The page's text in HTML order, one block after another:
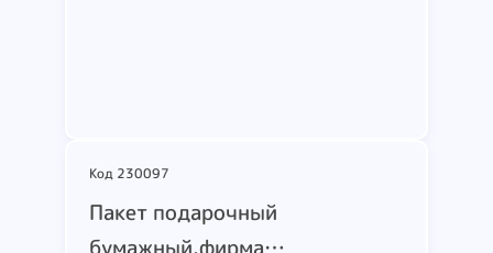
Код 230097
Пакет подарочный